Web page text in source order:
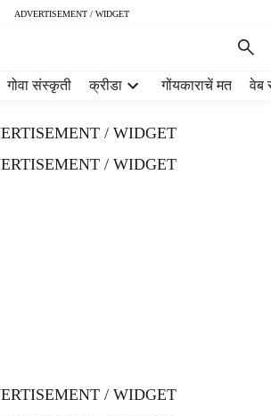
ADVERTISEMENT / WIDGET
गोवा संस्कृती क्रीडा गोंयकाराचें मत वेब
/ WIDGET
/ WIDGET
/ WIDGET